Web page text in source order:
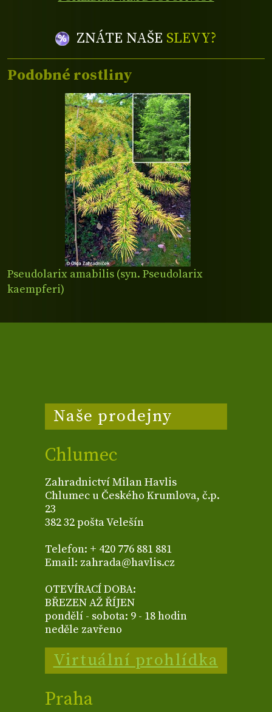
ZNÁTE NAŠE SLEVY?
Podobné rostliny
Pseudolarix amabilis (syn. Pseudolarix
kaempferi)
Naše prodejny
Chlumec
Zahradnictví Milan Havlis
Chlumec u Českého Krumlova, č.p.
23
382 32 pošta Velešín
Telefon: + 420 776 881 881
Email: zahrada@havlis.cz
OTEVÍRACÍ DOBA:
BŘEZEN AŽ ŘÍJEN
pondělí - sobota: 9 - 18 hodin
neděle zavřeno
Virtuální prohlídka
Praha